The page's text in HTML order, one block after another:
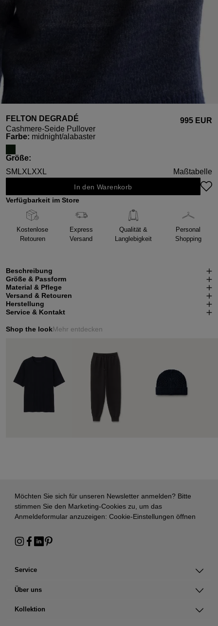
FELTON DEGRADÉ
Cashmere-Seide Pullover
995 EUR
Farbeauswählen
: midnight/alabaster
Größeauswählen
:
SM LXLXXL Maßtabelle
In den Warenkorb
Verfügbarkeit im Store
Kostenlose
Retouren
Express
Versand
Qualität &
Langlebigkeit
Personal
Shopping
Beschreibung
Größe & Passform
Material & Pflege
Versand & Retouren
Herstellung
Service & Kontakt
Shop the lookMehr entdecken
Service
Über uns
Kollektion
Möchten Sie sich für unseren Newsletter anmelden? Bitte
stimmen Sie den Marketing-Cookies zu, um das
Anmeldeformular anzuzeigen: Cookie-Einstellungen öffnen